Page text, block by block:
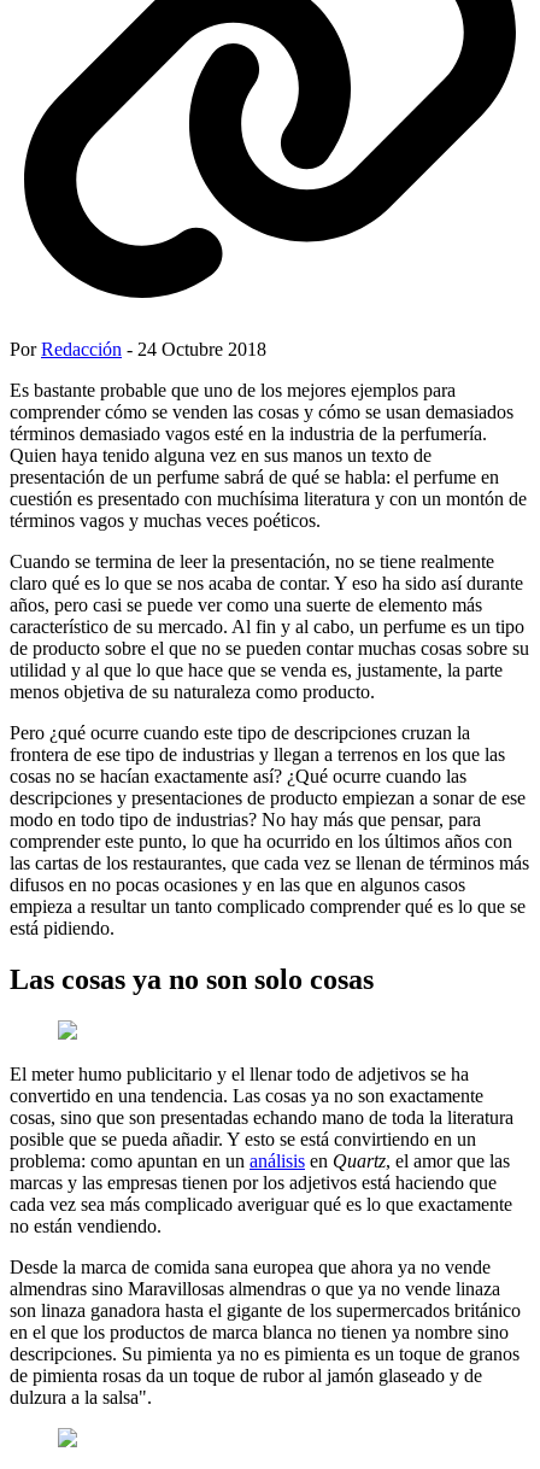
PorRedacción - 24 Octubre 2018
Es bastante probable que uno de los mejores ejemplos para
comprender cómo se venden las cosas y cómo se usan demasiados
términos demasiado vagos esté en la industria de la perfumería.
Quien haya tenido alguna vez en sus manos un texto de
presentación de un perfume sabrá de qué se habla: el perfume en
cuestión es presentado con muchísima literatura y con un montón de
términos vagos y muchas veces poéticos.
Cuando se termina de leer la presentación, no se tiene realmente
claro qué es lo que se nos acaba de contar. Y eso ha sido así durante
años, pero casi se puede ver como una suerte de elemento más
característico de su mercado. Al fin y al cabo, un perfume es un tipo
de producto sobre el que no se pueden contar muchas cosas sobre su
utilidad y al que lo que hace que se venda es, justamente, la parte
menos objetiva de su naturaleza como producto.
Pero ¿qué ocurre cuando este tipo de descripciones cruzan la
frontera de ese tipo de industrias y llegan a terrenos en los que las
cosas no se hacían exactamente así? ¿Qué ocurre cuando las
descripciones y presentaciones de producto empiezan a sonar de ese
modo en todo tipo de industrias? No hay más que pensar, para
comprender este punto, lo que ha ocurrido en los últimos años con
las cartas de los restaurantes, que cada vez se llenan de términos más
difusos en no pocas ocasiones y en las que en algunos casos
empieza a resultar un tanto complicado comprender qué es lo que se
está pidiendo.
Las cosas ya no son solo cosas
El meter humo publicitario y el llenar todo de adjetivos se ha
convertido en una tendencia. Las cosas ya no son exactamente
cosas, sino que son presentadas echando mano de toda la literatura
posible que se pueda añadir. Y esto se está convirtiendo en un
problema: como apuntan en un análisis en Quartz, el amor que las
marcas y las empresas tienen por los adjetivos está haciendo que
cada vez sea más complicado averiguar qué es lo que exactamente
no están vendiendo.
Desde la marca de comida sana europea que ahora ya no vende
almendras sino Maravillosas almendras o que ya no vende linaza
son linaza ganadora hasta el gigante de los supermercados británico
en el que los productos de marca blanca no tienen ya nombre sino
descripciones. Su pimienta ya no es pimienta es un toque de granos
de pimienta rosas da un toque de rubor al jamón glaseado y de
dulzura a la salsa".